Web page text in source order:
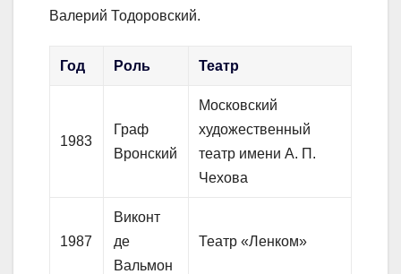
Валерий Тодоровский.
Год Роль Театр
1983
Граф
Вронский
Московский
художественный
театр имени А. П.
Чехова
1987
Виконт
де
Вальмон
Театр «Ленком»